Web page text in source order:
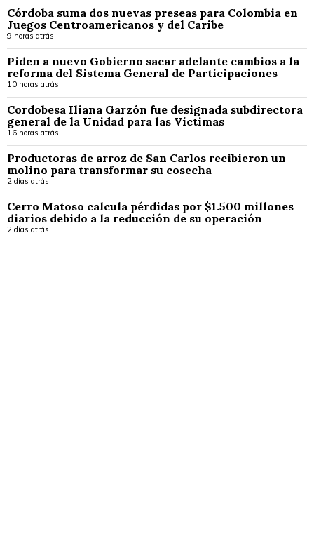
Córdoba suma dos nuevas preseas para Colombia en
Juegos Centroamericanos y del Caribe
9 horas atrás
Piden a nuevo Gobierno sacar adelante cambios a la
reforma del Sistema General de Participaciones
10 horas atrás
Cordobesa Iliana Garzón fue designada subdirectora
general de la Unidad para las Víctimas
16 horas atrás
Productoras de arroz de San Carlos recibieron un
molino para transformar su cosecha
2 días atrás
Cerro Matoso calcula pérdidas por $1.500 millones
diarios debido a la reducción de su operación
2 días atrás